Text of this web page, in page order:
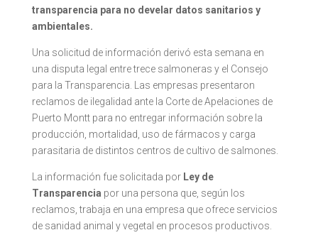
transparencia para no develar datos sanitarios y
ambientales.
Una solicitud de información derivó esta semana en
una disputa legal entre trece salmoneras y el Consejo
para la Transparencia. Las empresas presentaron
reclamos de ilegalidad ante la Corte de Apelaciones de
Puerto Montt para no entregar información sobre la
producción, mortalidad, uso de fármacos y carga
parasitaria de distintos centros de cultivo de salmones.
La información fue solicitada por Ley de
Transparencia por una persona que, según los
reclamos, trabaja en una empresa que ofrece servicios
de sanidad animal y vegetal en procesos productivos.